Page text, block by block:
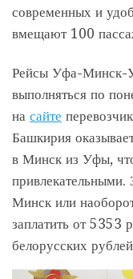
современных и
вмещают 100
Рейсы Уфа-Минск-
выполняться по
на сайте
Башкирия
в Минск из Уфы,
привлекательными.
Минск или
заплатить от 5353
белорусских